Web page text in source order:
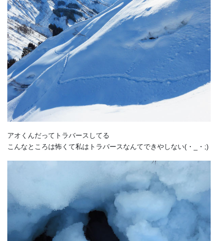
アオくんだってトラバースしてる
こんなところは怖くて私はトラバースなんてできやしない(・_・;)